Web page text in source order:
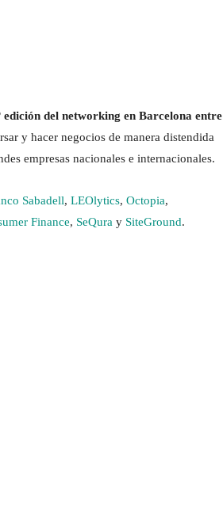
edición del networking en Barcelona entre
y hacer negocios de manera distendida
empresas nacionales e internacionales.
Sabadell, LEOlytics, Octopia,
Finance, SeQura y SiteGround.